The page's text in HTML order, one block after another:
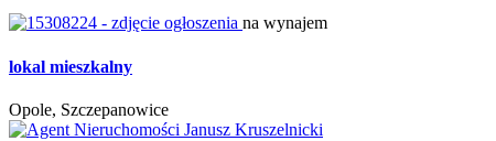
na wynajem
lokal mieszkalny
Opole, Szczepanowice